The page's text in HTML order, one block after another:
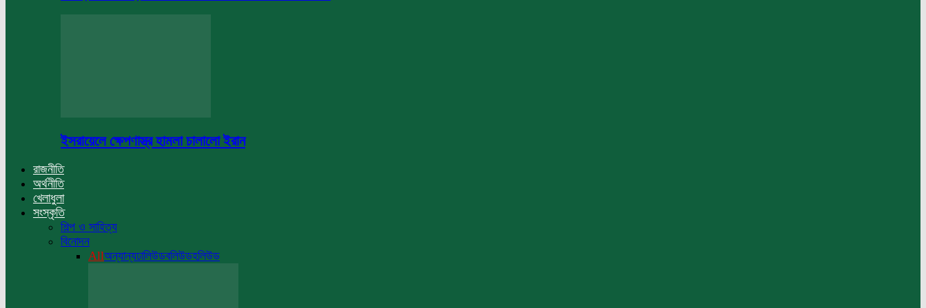
ইসরায়েলে ক্ষেপণাস্ত্র হামলা চালালো ইরান
রাজনীতি
অর্থনীতি
খেলাধুলা
সংস্কৃতি
শিল্প ও সাহিত্য
বিনোদন
Allঅন্যান্যঢালিউডবলিউডহলিউড